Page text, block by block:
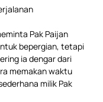
Pak Paijan
bepergian, tetapi
ia dengar dari
memakan waktu
milik Pak